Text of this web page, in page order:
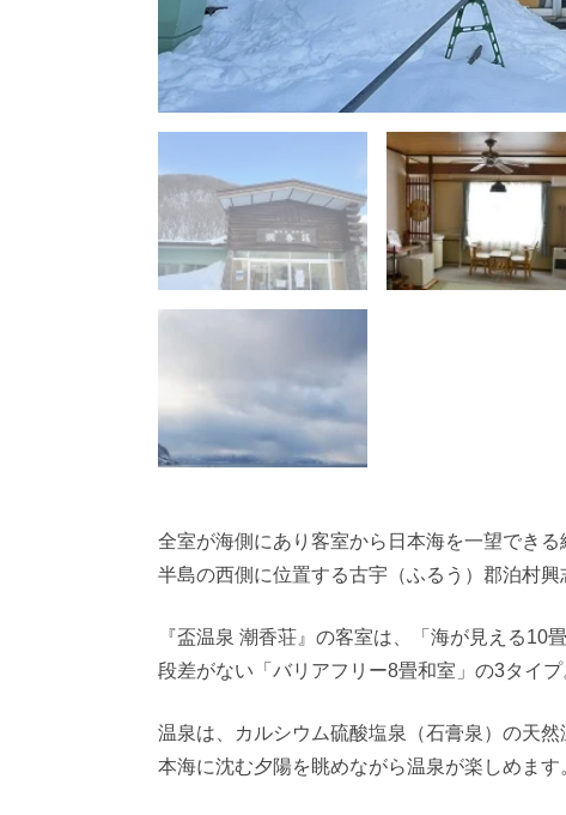
全室が海側にあり客室から日本海を一望でき
半島の西側に位置する古宇（ふるう）郡泊村興
『盃温泉 潮香荘』の客室は、「海が見える10
段差がない「バリアフリー8畳和室」の3タイプ
温泉は、カルシウム硫酸塩泉（石膏泉）の天
本海に沈む夕陽を眺めながら温泉が楽しめます